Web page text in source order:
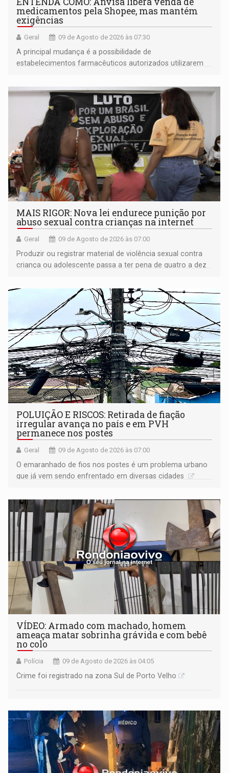
medicamentos pela Shopee, mas mantém
exigências
Geral 09 de Agosto de 2026 às 07:30
A principal mudança é a possibilidade de
estabelecimentos farmacêuticos autorizados utilizarem
MAIS RIGOR: Nova lei endurece punição por
abuso sexual contra crianças na internet
Geral 09 de Agosto de 2026 às 07:00
Produzir ou registrar material de violência sexual contra
criança ou adolescente passa a ter pena de quatro a dez
POLUIÇÃO E RISCOS: Retirada de fiação
irregular avança no país e em PVH
permanece nos postes
Geral 09 de Agosto de 2026 às 07:00
O emaranhado de fios nos postes é um problema urbano
que já vem sendo enfrentado em diversas cidades
VÍDEO: Armado com machado, homem
ameaça matar sobrinha grávida e com bebê
no colo
Polícia 09 de Agosto de 2026 às 04:05
Crime foi registrado na zona Sul de Porto Velho